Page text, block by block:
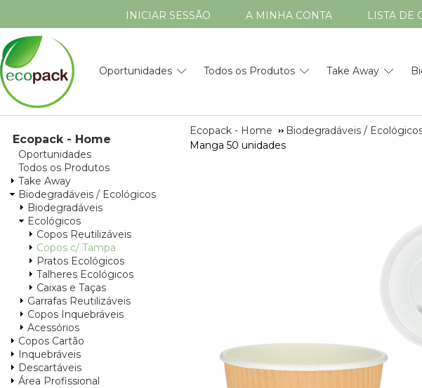
INICIAR SESSÃO A MINHA CONTA LISTA DE
Oportunidades Todos os Produtos Take Away
Ecopack - Home
Oportunidades
Todos os Produtos
Take Away
Biodegradáveis / Ecológicos
Biodegradáveis
Ecológicos
Copos Reutilizáveis
Copos c/ Tampa
Pratos Ecológicos
Talheres Ecológicos
Caixas e Taças
Garrafas Reutilizáveis
Copos Inquebráveis
Acessórios
Copos Cartão
Inquebráveis
Descartáveis
Área Profissional
Ecopack - Home Biodegradáveis /
Manga 50 unidades